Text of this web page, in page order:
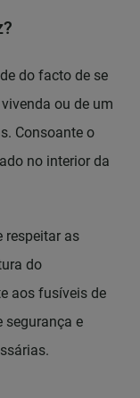
do facto de se
ou de um
Consoante o
no interior da
respeitar as
do
aos fusíveis de
segurança e